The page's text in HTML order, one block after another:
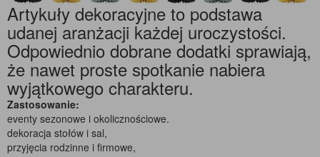
Artykuły dekoracyjne to podstawa
udanej aranżacji każdej uroczystości.
Odpowiednio dobrane dodatki sprawiają,
że nawet proste spotkanie nabiera
wyjątkowego charakteru.
Zastosowanie:
eventy sezonowe i okolicznościowe.
dekoracja stołów i sal,
przyjęcia rodzinne i firmowe,